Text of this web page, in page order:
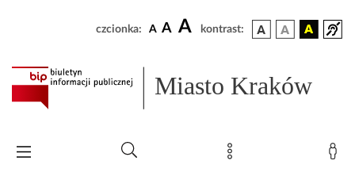
czcionka: A A A kontrast:
Miasto Kraków